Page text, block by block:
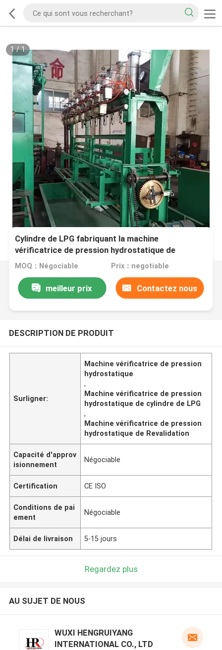
1/1
Cylindre de LPG fabriquant la machine
vérificatrice de pression hydrostatique de
Revalidation
MOQ：Négociable Prix：negotiable
meilleur prix Contactez nous
DESCRIPTION DE PRODUIT
Surligner:
Machine vérificatrice de pression
hydrostatique
,
Machine vérificatrice de pression
hydrostatique de cylindre de LPG
,
Machine vérificatrice de pression
hydrostatique de Revalidation
Capacité d'approv
isionnement
Négociable
Certification CE ISO
Conditions de pai
ement
Négociable
Délai de livraison 5-15 jours
Regardez plus
AU SUJET DE NOUS
WUXI HENGRUIYANG
INTERNATIONAL CO., LTD